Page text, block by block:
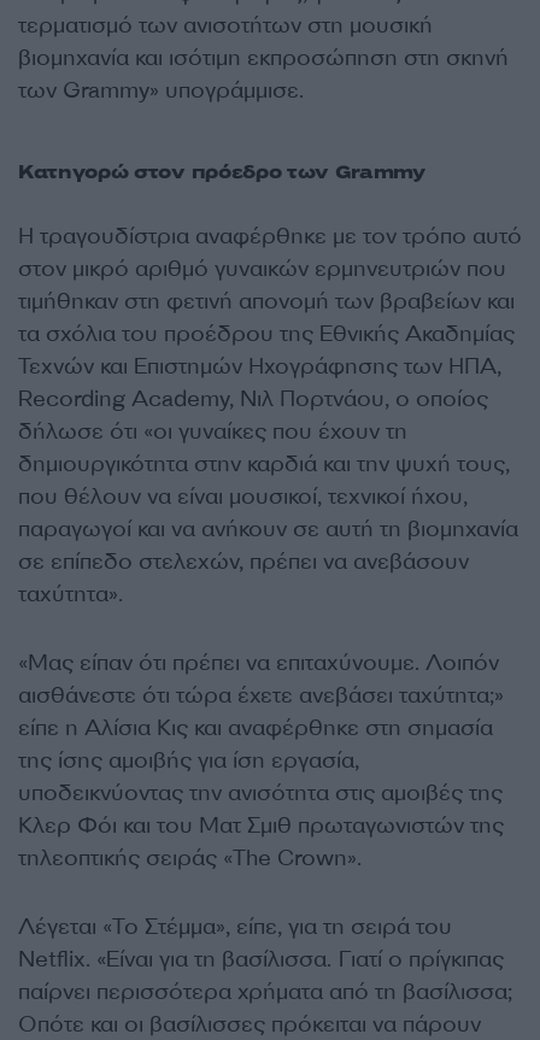
τερματισμό των ανισοτήτων στη μουσική
βιομηχανία και ισότιμη εκπροσώπηση στη σκηνή
των Grammy» υπογράμμισε.
Κατηγορώ στον πρόεδρο των Grammy
Η τραγουδίστρια αναφέρθηκε με τον τρόπο αυτό
στον μικρό αριθμό γυναικών ερμηνευτριών που
τιμήθηκαν στη φετινή απονομή των βραβείων και
τα σχόλια του προέδρου της Εθνικής Ακαδημίας
Τεχνών και Επιστημών Ηχογράφησης των ΗΠΑ,
Recording Academy, Νιλ Πορτνάου, ο οποίος
δήλωσε ότι «οι γυναίκες που έχουν τη
δημιουργικότητα στην καρδιά και την ψυχή τους,
που θέλουν να είναι μουσικοί, τεχνικοί ήχου,
παραγωγοί και να ανήκουν σε αυτή τη βιομηχανία
σε επίπεδο στελεχών, πρέπει να ανεβάσουν
ταχύτητα».
«Μας είπαν ότι πρέπει να επιταχύνουμε. Λοιπόν
αισθάνεστε ότι τώρα έχετε ανεβάσει ταχύτητα;»
είπε η Αλίσια Κις και αναφέρθηκε στη σημασία
της ίσης αμοιβής για ίση εργασία,
υποδεικνύοντας την ανισότητα στις αμοιβές της
Κλερ Φόι και του Ματ Σμιθ πρωταγωνιστών της
τηλεοπτικής σειράς «The Crown».
Λέγεται «Το Στέμμα», είπε, για τη σειρά του
Netflix. «Είναι για τη βασίλισσα. Γιατί ο πρίγκιπας
παίρνει περισσότερα χρήματα από τη βασίλισσα;
Οπότε και οι βασίλισσες πρόκειται να πάρουν